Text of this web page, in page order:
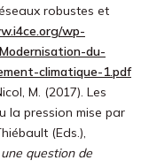
robustes et
wp-
du-
climatique-1.pdf
M. (2017). Les
la pression mise par
(Eds.),
question de